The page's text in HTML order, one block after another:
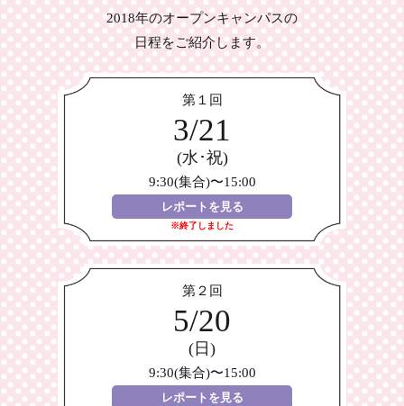
2018年のオープンキャンパスの
日程をご紹介します。
第１回
3/21
(水･祝)
9:30(集合)〜15:00
レポートを見る
※終了しました
第２回
5/20
(日)
9:30(集合)〜15:00
レポートを見る